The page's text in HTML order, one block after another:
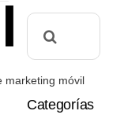
marketing móvil
Buscar:
Categorías